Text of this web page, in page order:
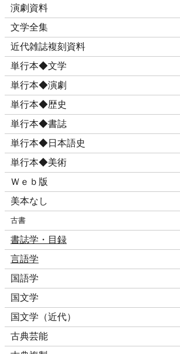
演劇資料
文学全集
近代雑誌複刻資料
単行本◆文学
単行本◆演劇
単行本◆歴史
単行本◆書誌
単行本◆日本語史
単行本◆美術
Ｗｅｂ版
美本なし
古書
書誌学・目録
言語学
国語学
国文学
国文学（近代）
古典芸能